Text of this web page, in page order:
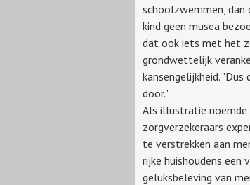
schoolzwemmen,
kind geen musea
dat ook iets met het
grondwettelijk
kansengelijkheid.
door."
Als illustratie noemde
zorgverzekeraars
te verstrekken aan
rijke huishoudens een
geluksbeleving van